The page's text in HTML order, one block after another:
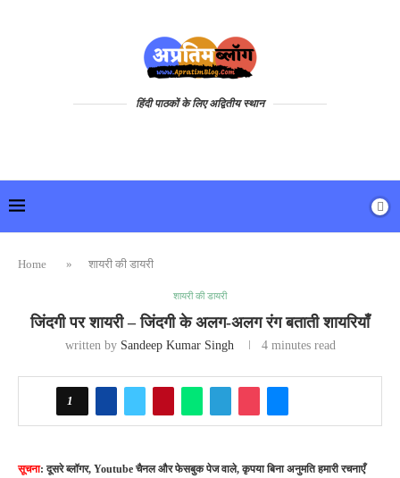
हिंदी पाठकों के लिए अद्वितीय स्थान
Home » शायरी की डायरी
शायरी की डायरी
जिंदगी पर शायरी – जिंदगी के अलग-अलग रंग बताती शायरियाँ
written by Sandeep Kumar Singh 4 minutes read
1
सूचना: दूसरे ब्लॉगर, Youtube चैनल और फेसबुक पेज वाले, कृपया बिना अनुमति हमारी रचनाएँ